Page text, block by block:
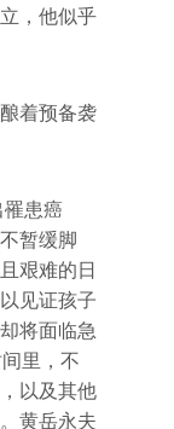
，他似乎
着预备袭
患癌
暂缓脚
艰难的日
见证孩子
将面临急
里，不
以及其他
黄岳永夫